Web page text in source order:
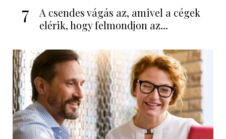
7
A csendes vágás az, amivel a cégek
elérik, hogy felmondjon az...